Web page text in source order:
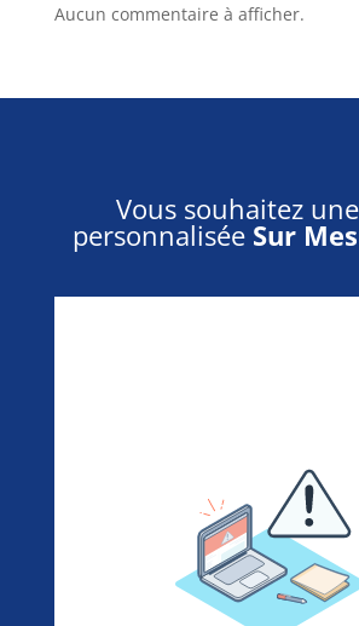
Aucun commentaire à afficher.
Vous souhaitez
personnalisée Sur